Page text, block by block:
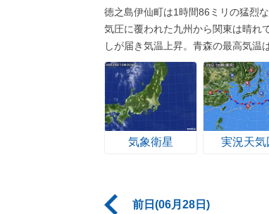
徳之島伊仙町は1時間86ミリの猛烈
気圧に覆われた九州から関東は晴れ
しが届き気温上昇。青森の最高気温
気象衛星 実況天気
前日(06月28日)